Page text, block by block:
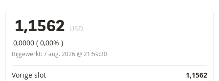
1,1562 USD
0,0000 (0,00% )
Bijgewerkt: 7 aug. 2026 @ 21:59:30
Primaire informatie
Vorige slot
1,1562